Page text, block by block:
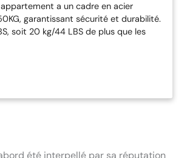
appartement a un cadre en acier
garantissant sécurité et durabilité.
soit 20 kg/44 LBS de plus que les
doux et silencieux】Avec un
par courroie silencieux, ce vélo
】 Le Exercise Bike est doté d'un